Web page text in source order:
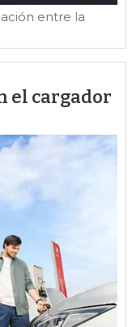
entre la
el cargador